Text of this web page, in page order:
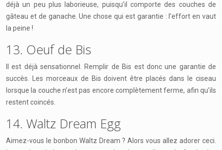
déjà un peu plus laborieuse, puisqu’il comporte des couches de
gâteau et de ganache. Une chose qui est garantie : l’effort en vaut
la peine !
13. Oeuf de Bis
Il est déjà sensationnel. Remplir de Bis est donc une garantie de
succès. Les morceaux de Bis doivent être placés dans le ciseau
lorsque la couche n’est pas encore complètement ferme, afin qu’ils
restent coincés.
14. Waltz Dream Egg
Aimez-vous le bonbon Waltz Dream ? Alors vous allez adorer ceci.